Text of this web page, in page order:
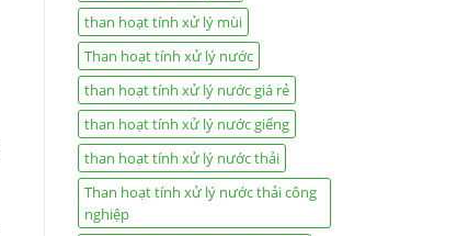
than hoạt tính xử lý mùi
Than hoạt tính xử lý nước
than hoạt tính xử lý nước giá rẻ
than hoạt tính xử lý nước giếng
than hoạt tính xử lý nước thải
Than hoạt tính xử lý nước thải công
nghiệp